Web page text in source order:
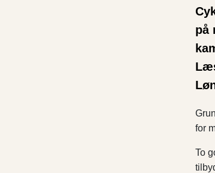
på
for
To